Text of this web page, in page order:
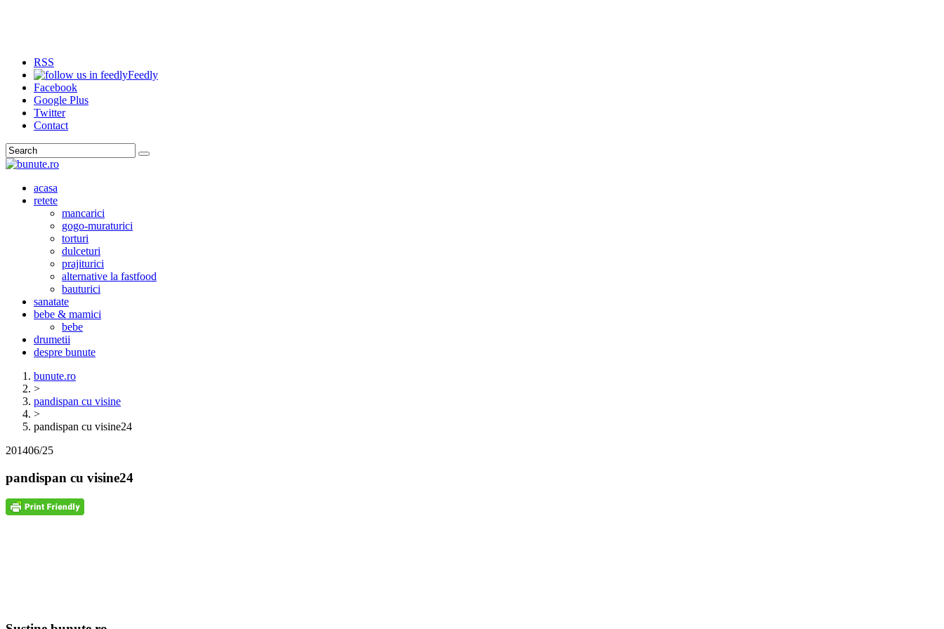
RSS
Feedly
Facebook
Google Plus
Twitter
Contact
Search
acasa
retete
mancarici
gogo-muraturici
torturi
dulceturi
prajiturici
alternative la fastfood
bauturici
sanatate
bebe & mamici
bebe
drumetii
despre bunute
bunute.ro
>
pandispan cu visine
>
pandispan cu visine24
201406/25
pandispan cu visine24